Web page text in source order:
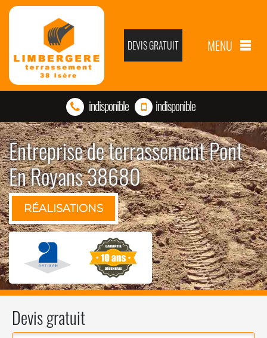
DEVIS GRATUIT MENU
indisponible indisponible
Entreprise de terrassement Pont
En Royans 38680
RÉALISATIONS
Devis gratuit